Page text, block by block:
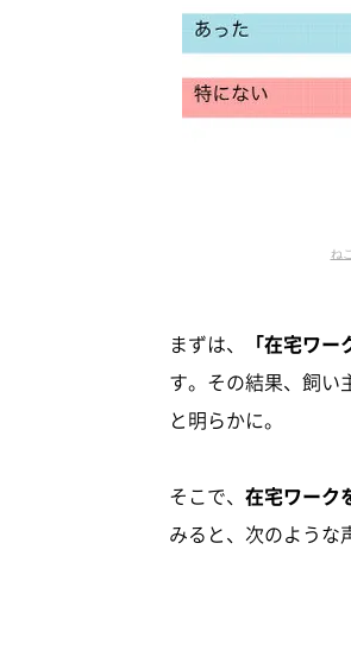
ね
まずは、 「在宅ワ
す。その結果、飼い
と明らかに。
そこで、 在宅ワーク
みると、次のような